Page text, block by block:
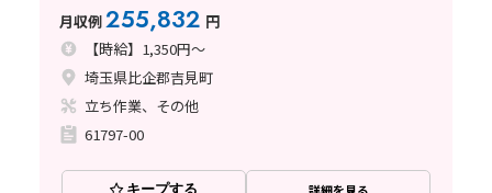
月収例255,832 円
【時給】1,350円～
埼玉県比企郡吉見町
立ち作業、その他
61797-00
キープする